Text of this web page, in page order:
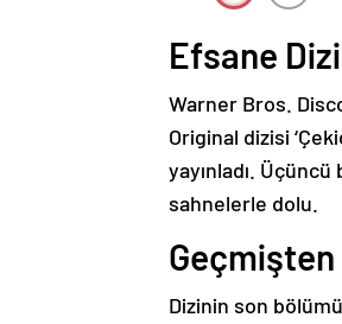
Efsane
Warner Bros.
Original dizisi
yayınladı.
sahnelerle dolu.
Geçmişten
Dizinin son